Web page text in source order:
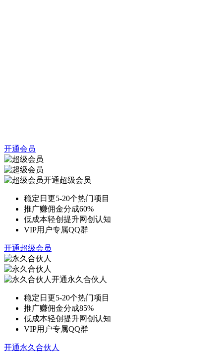
开通会员
开通超级会员
稳定日更5-20个热门项目
推广赚佣金分成60%
低成本轻创提升网创认知
VIP用户专属QQ群
开通超级会员
开通永久合伙人
稳定日更5-20个热门项目
推广赚佣金分成85%
低成本轻创提升网创认知
VIP用户专属QQ群
开通永久合伙人